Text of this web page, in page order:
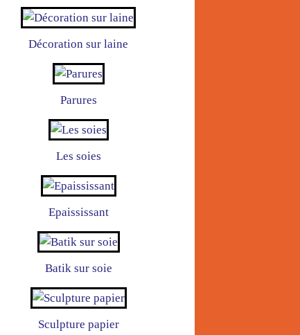
Décoration sur laine
Parures
Les soies
Epaississant
Batik sur soie
Sculpture papier